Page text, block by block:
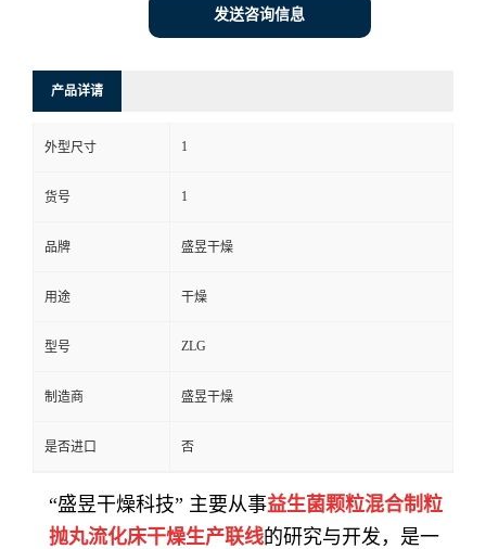
发送咨询信息
产品详请
外型尺寸 1
货号 1
品牌 盛昱干燥
用途 干燥
型号 ZLG
制造商 盛昱干燥
是否进口 否
“盛昱干燥科技” 主要从事益生菌颗粒混合制粒
抛丸流化床干燥生产联线的研究与开发，是一